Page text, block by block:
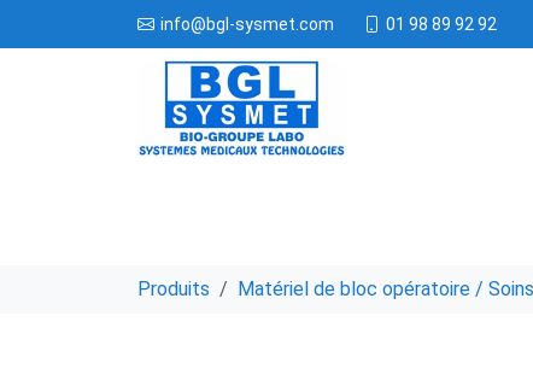
info@bgl-sysmet.com 01 98 89 92 92
Produits Matériel de bloc opératoire /